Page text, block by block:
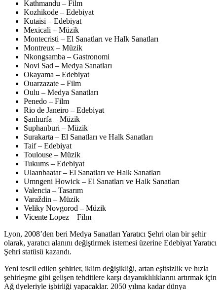
Kathmandu – Film
Kozhikode – Edebiyat
Kutaisi – Edebiyat
Mexicali – Müzik
Montecristi – El Sanatları ve Halk Sanatları
Montreux – Müzik
Nkongsamba – Gastronomi
Novi Sad – Medya Sanatları
Okayama – Edebiyat
Ouarzazate – Film
Oulu – Medya Sanatları
Penedo – Film
Rio de Janeiro – Edebiyat
Şanlıurfa – Müzik
Suphanburi – Müzik
Surakarta – El Sanatları ve Halk Sanatları
Taif – Edebiyat
Toulouse – Müzik
Tukums – Edebiyat
Ulaanbaatar – El Sanatları ve Halk Sanatları
Umngeni Howick – El Sanatları ve Halk Sanatları
Valencia – Tasarım
Varaždin – Müzik
Veliky Novgorod – Müzik
Vicente Lopez – Film
Lyon, 2008’den beri Medya Sanatları Yaratıcı Şehri olan bir şehir
olarak, yaratıcı alanını değiştirmek istemesi üzerine Edebiyat Yaratıcı
Şehri statüsü kazandı.
Yeni tescil edilen şehirler, iklim değişikliği, artan eşitsizlik ve hızla
şehirleşme gibi gelişen tehditlere karşı dayanıklılıklarını artırmak için
Ağ üyeleriyle işbirliği yapacaklar. 2050 yılına kadar dünya